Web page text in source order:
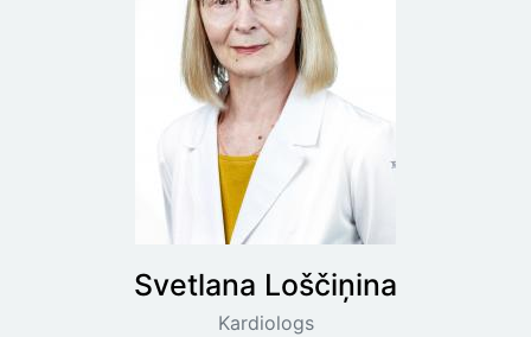
Svetlana Loščiņina
Kardiologs